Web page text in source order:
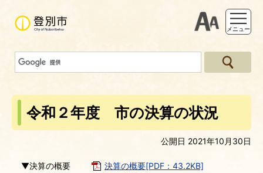
支援ツー
メニュー
令和２年度 市の決算の状況
公開日 2021年10月30日
▼決算の概要 決算の概要[PDF：43.2KB]